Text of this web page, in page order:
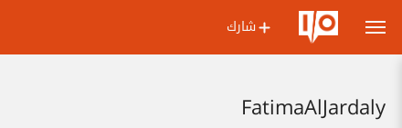
شارك
FatimaAlJardaly